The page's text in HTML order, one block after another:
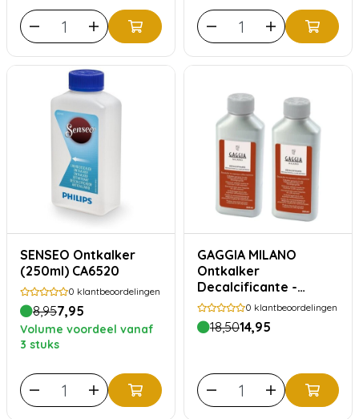
SENSEO Ontkalker
(250ml) CA6520
0 klantbeoordelingen
8,957,95
Volume voordeel vanaf
3 stuks
GAGGIA MILANO
Ontkalker
Decalcificante -
2x250ml0 klantbeoordelingen
18,5014,95